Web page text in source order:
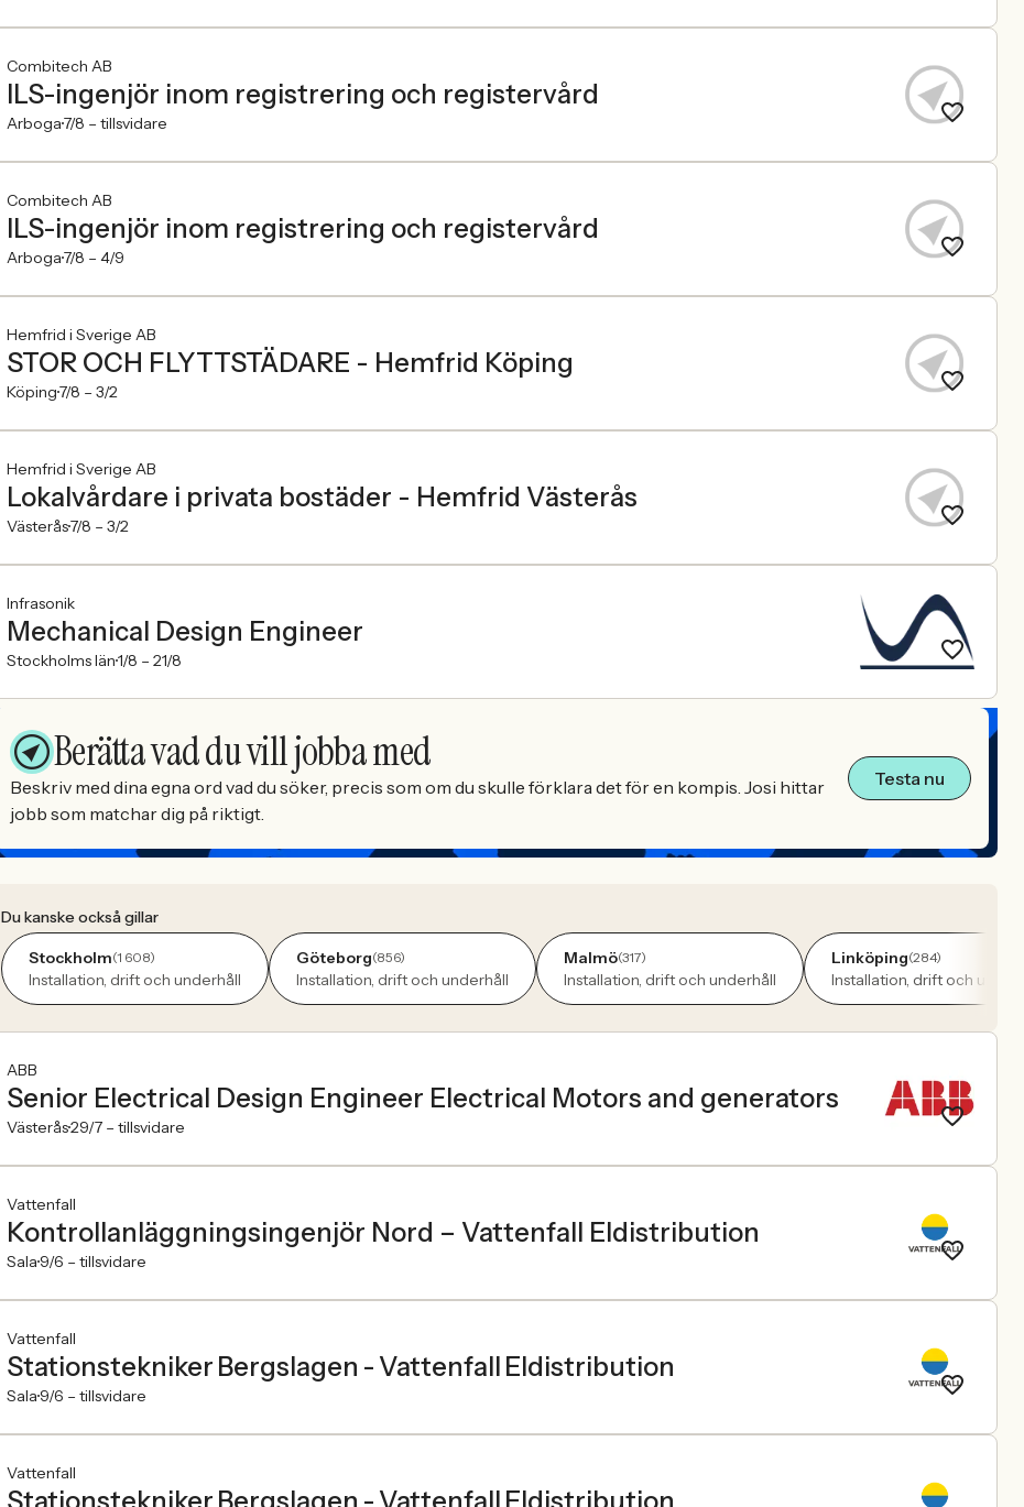
Combitech AB
ILS-ingenjör inom registrering och registervård
Arboga7/8 – tillsvidare
Combitech AB
ILS-ingenjör inom registrering och registervård
Arboga7/8 – 4/9
Hemfrid i Sverige AB
STOR OCH FLYTTSTÄDARE - Hemfrid Köping
Köping7/8 – 3/2
Hemfrid i Sverige AB
Lokalvårdare i privata bostäder - Hemfrid Västerås
Västerås7/8 – 3/2
Infrasonik
Mechanical Design Engineer
Stockholms län1/8 – 21/8
Berätta vad du vill jobba med
Beskriv med dina egna ord vad du söker, precis som om du skulle förklara det för en kompis. Josi hittar
jobb som matchar dig på riktigt.
Testa nu
Du kanske också gillar
Stockholm(1 608)
Installation, drift och underhåll
Göteborg(856)
Installation, drift och underhåll
Malmö(317)
Installation, drift och underhåll
Linköping(284)
Installation, drift och
ABB
Senior Electrical Design Engineer Electrical Motors and generators
Västerås29/7 – tillsvidare
Vattenfall
Kontrollanläggningsingenjör Nord – Vattenfall Eldistribution
Sala 9/6 – tillsvidare
Vattenfall
Stationstekniker Bergslagen - Vattenfall Eldistribution
Sala 9/6 – tillsvidare
Vattenfall